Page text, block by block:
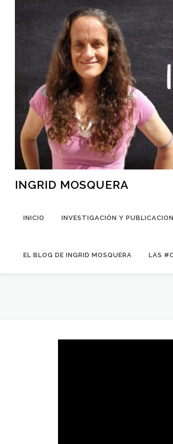
INGRID MOSQUERA
INICIO INVESTIGACIÓN Y
EL BLOG DE INGRID MOSQUERA LAS